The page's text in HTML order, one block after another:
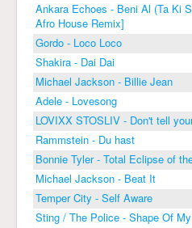
Ankara Echoes - Beni Al (Ta Ki
Afro House Remix]
Gordo - Loco Loco
Shakira - Dai Dai
Michael Jackson - Billie Jean
Adele - Lovesong
LOVIXX STOSLIV - Don't tell
Rammstein - Du hast
Bonnie Tyler - Total Eclipse of
Michael Jackson - Beat It
Temper City - Self Aware
Sting / The Police - Shape Of